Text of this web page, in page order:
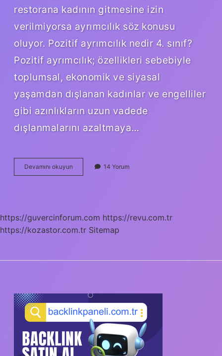
restorana kadının gitmesine izin
verilmiyorsa ayrımcılık söz konusu
oluyor. Pozitif ayrımcılık nedir 4. sınıf?
Pozitif ayrımcılık; özellikleri sebebiyle
toplumsal, ekonomik ve siyasal
yaşamdan dışlanan kadınlar ve engelliler
gibi azınlıkların uzun vadede
dışlanmalarını azaltmaya…
Devamını okuyun
Ayrımcılık
14 Yorum
https://guvercinforum.com https://revu.com.tr
https://kozastor.com.tr Sitemap
SIDEBAR